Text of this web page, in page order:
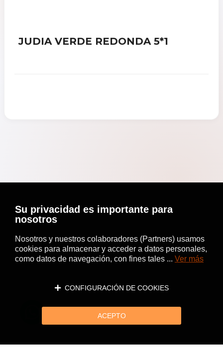
JUDIA VERDE REDONDA 5*1
Su privacidad es importante para
nosotros
Nosotros y nuestros colaboradores (Partners) usamos
cookies para almacenar y acceder a datos personales,
como datos de navegación, con fines tales ... Ver más
CONFIGURACIÓN DE COOKIES
ACEPTO